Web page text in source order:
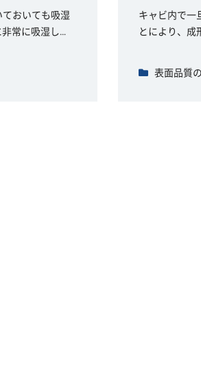
おいても吸湿
非常に吸湿し…
キャビ内で一
とにより、成
表面品質